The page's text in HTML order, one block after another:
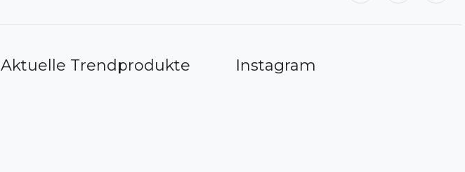
Aktuelle Trendprodukte Instagram